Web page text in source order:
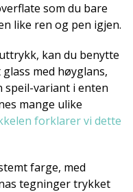
som du bare
like ren og pen igjen.
kan du benytte
med høyglans,
speil-variant i enten
mange ulike
forklarer vi dette
farge, med
tegninger trykket